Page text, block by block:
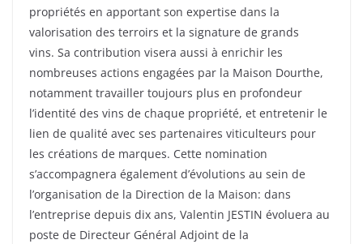
propriétés en apportant son expertise dans la
valorisation des terroirs et la signature de grands
vins. Sa contribution visera aussi à enrichir les
nombreuses actions engagées par la Maison Dourthe,
notamment travailler toujours plus en profondeur
l’identité des vins de chaque propriété, et entretenir le
lien de qualité avec ses partenaires viticulteurs pour
les créations de marques. Cette nomination
s’accompagnera également d’évolutions au sein de
l’organisation de la Direction de la Maison: dans
l’entreprise depuis dix ans, Valentin JESTIN évoluera au
poste de Directeur Général Adjoint de la